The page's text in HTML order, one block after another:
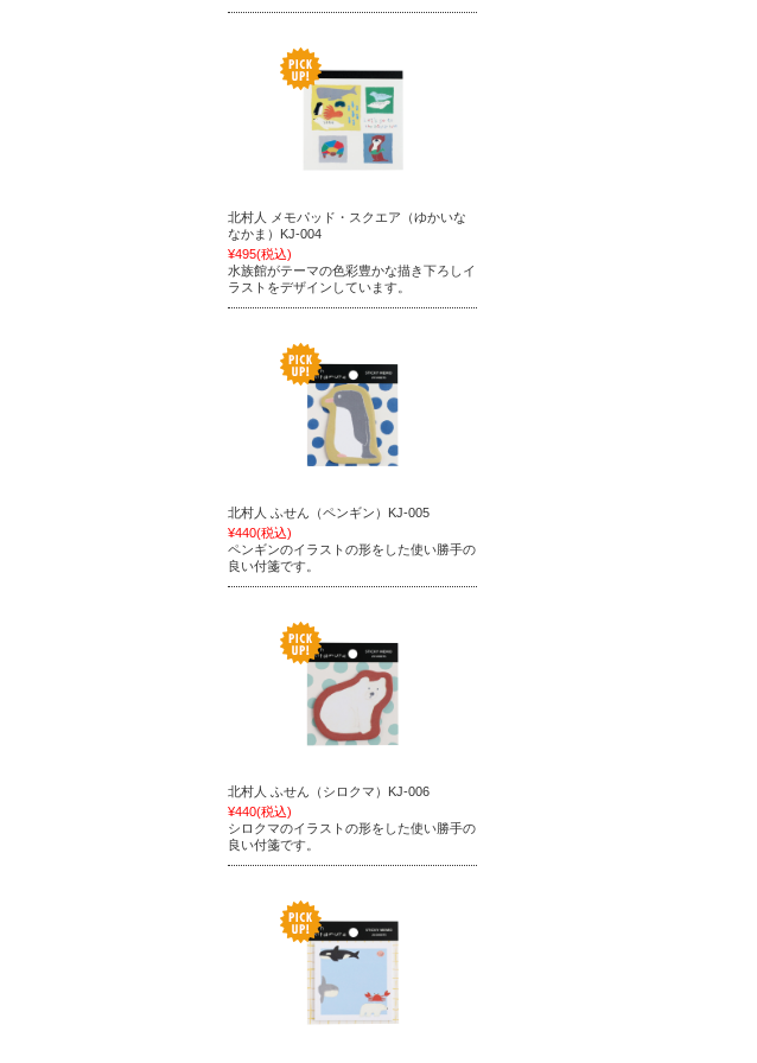
北村人 メモパッド・スクエア（ゆかいな
なかま）KJ-004
¥495(税込)
水族館がテーマの色彩豊かな描き下ろしイ
ラストをデザインしています。
北村人 ふせん（ペンギン）KJ-005
¥440(税込)
ペンギンのイラストの形をした使い勝手の
良い付箋です。
北村人 ふせん（シロクマ）KJ-006
¥440(税込)
シロクマのイラストの形をした使い勝手の
良い付箋です。